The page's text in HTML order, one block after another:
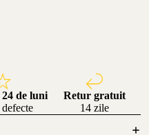
de luni
Retur gratuit
14 zile